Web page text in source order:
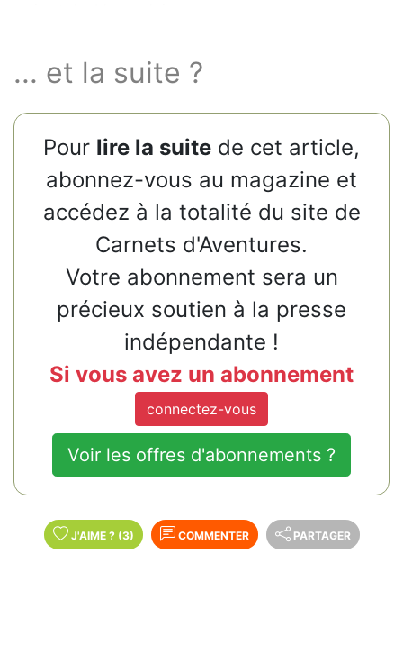
... et la suite ?
Pour lire la suite de cet article,
abonnez-vous au magazine et
accédez à la totalité du site de
Carnets d'Aventures.
Votre abonnement sera un
précieux soutien à la presse
indépendante !
Si vous avez un abonnement
connectez-vous
Voir les offres d'abonnements ?
J'AIME ? (3) COMMENTER PARTAGER